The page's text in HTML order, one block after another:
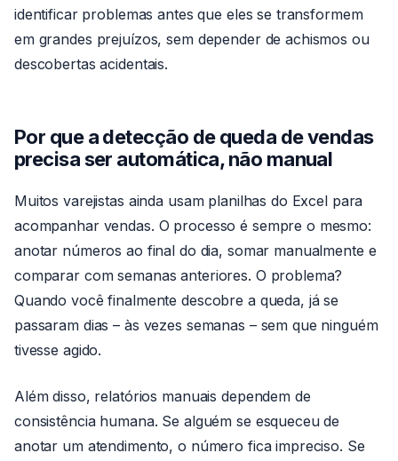
identificar problemas antes que eles se transformem
em grandes prejuízos, sem depender de achismos ou
descobertas acidentais.
Por que a detecção de queda de vendas
precisa ser automática, não manual
Muitos varejistas ainda usam planilhas do Excel para
acompanhar vendas. O processo é sempre o mesmo:
anotar números ao final do dia, somar manualmente e
comparar com semanas anteriores. O problema?
Quando você finalmente descobre a queda, já se
passaram dias – às vezes semanas – sem que ninguém
tivesse agido.
Além disso, relatórios manuais dependem de
consistência humana. Se alguém se esqueceu de
anotar um atendimento, o número fica impreciso. Se